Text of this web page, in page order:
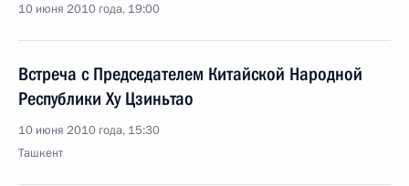
10 июня 2010 года, 19:00
Встреча с Председателем Китайской Народной
Республики Ху Цзиньтао
10 июня 2010 года, 15:30
Ташкент